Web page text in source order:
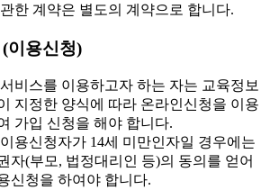
한 계약은 별도의 계약으로 합니다.
이용신청)
비스를 이용하고자 하는 자는 교육정보
지정한 양식에 따라 온라인신청을 이용
가입 신청을 해야 합니다.
용신청자가 14세 미만인자일 경우에는
자(부모, 법정대리인 등)의 동의를 얻어
신청을 하여야 합니다.